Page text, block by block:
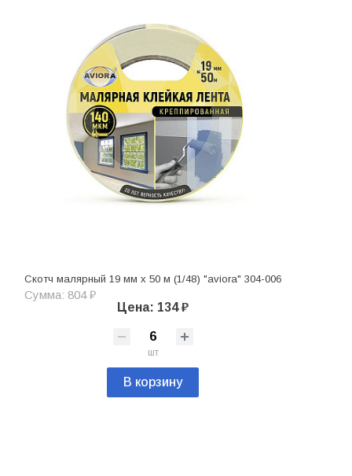
Скотч малярный 19 мм х 50 м (1/48) "aviora" 304-006
Сумма: 804 ₽
Цена: 134 ₽
шт
В корзину